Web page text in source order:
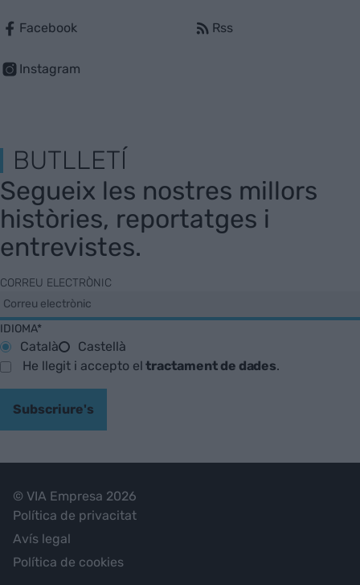
Facebook
Instagram
Rss
BUTLLETÍ
Segueix les nostres millors
històries, reportatges i
entrevistes.
CORREU ELECTRÒNIC
IDIOMA*
Català
Castellà
He llegit i accepto eltractament de dades.
Subscriure's
© VIA Empresa 2026
Política de privacitat
Avís legal
Política de cookies